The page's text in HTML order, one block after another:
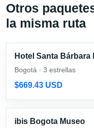
Otros
la misma ruta
Hotel Santa Bárbara
Bogotá · 3 estrellas
$669.43 USD
ibis Bogota Museo